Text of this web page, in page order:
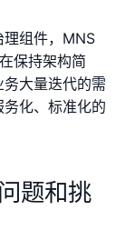
理组件，MNS
保持架构简
大量迭代的需
化、标准化的
题和挑